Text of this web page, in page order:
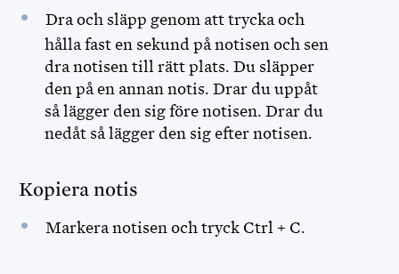
Dra och släpp genom att trycka och
hålla fast en sekund på notisen och sen
dra notisen till rätt plats. Du släpper
den på en annan notis. Drar du uppåt
så lägger den sig före notisen. Drar du
nedåt så lägger den sig efter notisen.
Kopiera notis
Markera notisen och tryck Ctrl + C.